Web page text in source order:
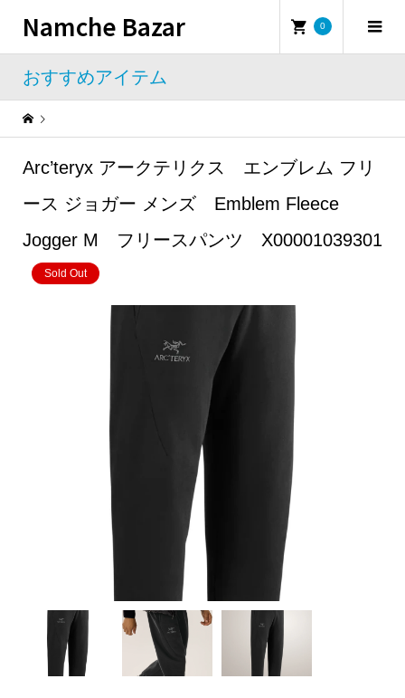
Namche Bazar 0
おすすめアイテム
/home/namchebazar/namchebazar.co.jp/public_html/wp-content/themes/iconic_tcd062/template-parts/breadcrumb.php
Arc’teryx アークテリクス エンブレム フリ
ース ジョガー メンズ Emblem Fleece
Jogger M フリースパンツ X00001039301
Sold Out